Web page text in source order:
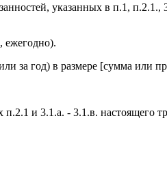
указанных в п.1,
ежегодно).
за год) в размере [сумма или
и 3.1.а. - 3.1.в. настоящего